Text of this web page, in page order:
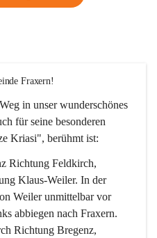
Fraxern!
in unser wunderschönes
für seine besonderen
Kriasi", berühmt ist:
Richtung Feldkirch,
Klaus-Weiler. In der
Weiler unmittelbar vor
abbiegen nach Fraxern.
Richtung Bregenz,